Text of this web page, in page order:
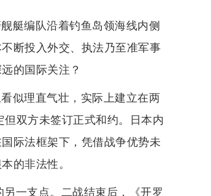
艇编队沿着钓鱼岛领海线内侧
断投入外交、执法乃至准军事
的国际关注？
似理直气壮，实际上建立在两
双方未签订正式和约。日本内
际法框架下，凭借战争优势未
的非法性。
一支点。二战结束后，《开罗